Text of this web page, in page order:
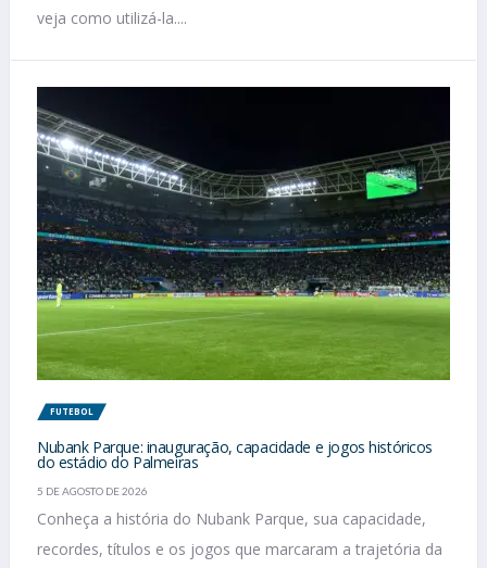
veja como utilizá-la....
FUTEBOL
Nubank Parque: inauguração, capacidade e jogos históricos
do estádio do Palmeiras
5 DE AGOSTO DE 2026
Conheça a história do Nubank Parque, sua capacidade,
recordes, títulos e os jogos que marcaram a trajetória da